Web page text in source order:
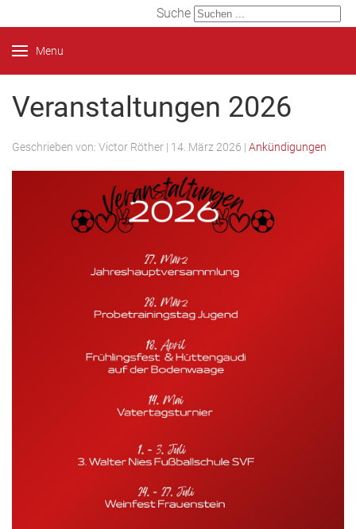
Suche
Menu
Veranstaltungen 2026
Geschrieben von: Victor Röther | 14. März 2026 | Ankündigungen